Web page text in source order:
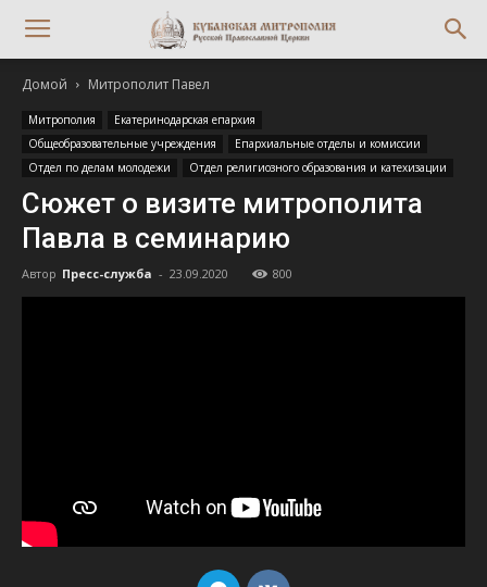
Домой Митрополит Павел
Митрополия
Екатеринодарская епархия
Общеобразовательные учреждения
Епархиальные отделы и комиссии
Отдел по делам молодежи
Отдел религиозного образования и катехизации
Сюжет о визите митрополита
Павла в семинарию
Автор Пресс-служба - 23.09.2020 800